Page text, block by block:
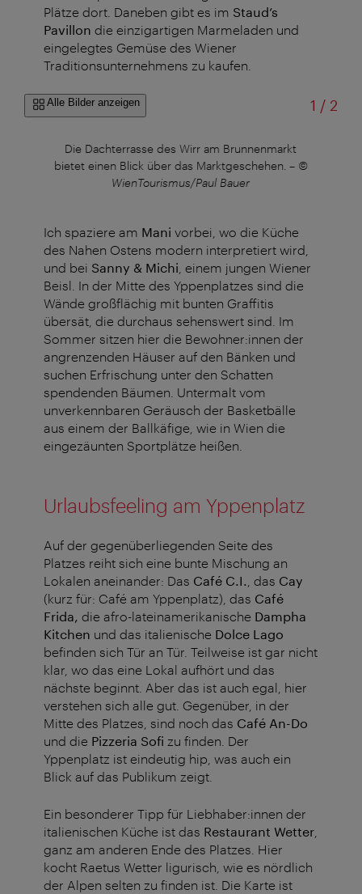
Plätze dort. Daneben gibt es im Staud’s
Pavillon die einzigartigen Marmeladen und
eingelegtes Gemüse des Wiener
Traditionsunternehmens zu kaufen.
Alle Bilder anzeigen 1 /von
2
Die Dachterrasse des Wirr am Brunnenmarkt
bietet einen Blick über das Marktgeschehen. – ©
WienTourismus/Paul Bauer
Ich spaziere am Mani vorbei, wo die Küche
des Nahen Ostens modern interpretiert wird,
und bei Sanny & Michi , einem jungen Wiener
Beisl. In der Mitte des Yppenplatzes sind die
Wände großflächig mit bunten Graffitis
übersät, die durchaus sehenswert sind. Im
Sommer sitzen hier die Bewohner:innen der
angrenzenden Häuser auf den Bänken und
suchen Erfrischung unter den Schatten
spendenden Bäumen. Untermalt vom
unverkennbaren Geräusch der Basketbälle
aus einem der Ballkäfige, wie in Wien die
eingezäunten Sportplätze heißen.
Urlaubsfeeling am Yppenplatz
Auf der gegenüberliegenden Seite des
Platzes reiht sich eine bunte Mischung an
Lokalen aneinander: Das Café C.I. , das Cay
(kurz für: Café am Yppenplatz), das Café
Frida, die afro-lateinamerikanische Dampha
Kitchen und das italienische Dolce Lago
befinden sich Tür an Tür. Teilweise ist gar nicht
klar, wo das eine Lokal aufhört und das
nächste beginnt. Aber das ist auch egal, hier
verstehen sich alle gut. Gegenüber, in der
Mitte des Platzes, sind noch das Café An-Do
und die Pizzeria Sofi zu finden. Der
Yppenplatz ist eindeutig hip, was auch ein
Blick auf das Publikum zeigt.
Ein besonderer Tipp für Liebhaber:innen der
italienischen Küche ist das Restaurant Wetter
ganz am anderen Ende des Platzes. Hier
kocht Raetus Wetter ligurisch, wie es nördlich
der Alpen selten zu finden ist. Die Karte ist